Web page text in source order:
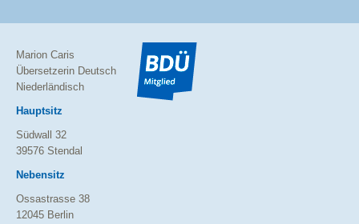
Marion Caris
Übersetzerin Deutsch
Niederländisch
Hauptsitz
Südwall 32
39576 Stendal
Nebensitz
Ossastrasse 38
12045 Berlin